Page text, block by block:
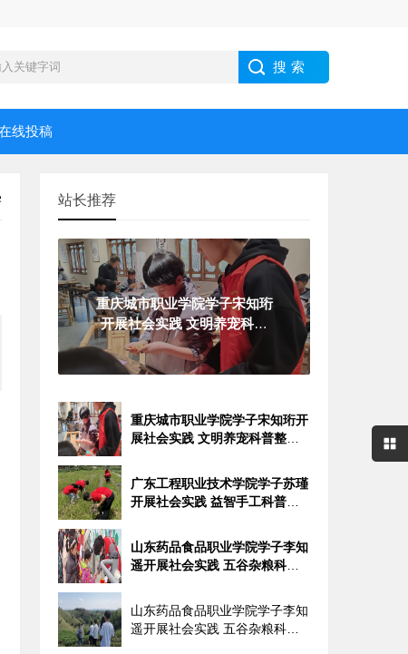
线投稿
站长推荐
重庆城市职业学院学子宋知珩
开展社会实践 文明养宠科普
整治焕新
重庆城市职业学院学子宋知珩开
展社会实践 文明养宠科普整治
广东工程职业技术学院学子苏瑾
开展社会实践 益智手工科普助
山东药品食品职业学院学子李知
遥开展社会实践 五谷杂粮科普
山东药品食品职业学院学子李知
遥开展社会实践 五谷杂粮科普